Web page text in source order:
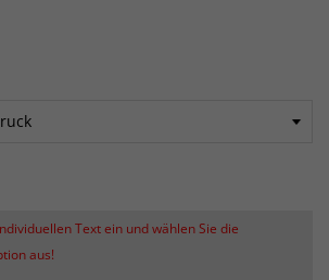
Text ein und wählen Sie die
aus!